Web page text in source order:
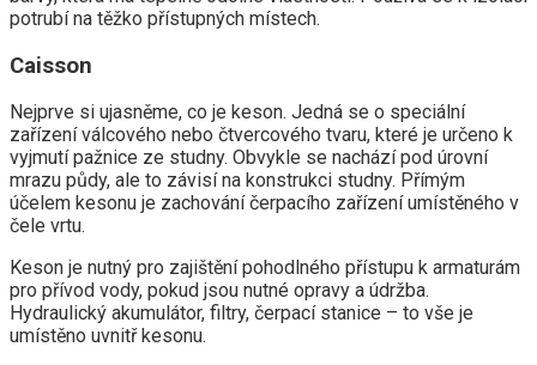
potrubí na těžko přístupných místech.
Caisson
Nejprve si ujasněme, co je keson. Jedná se o speciální
zařízení válcového nebo čtvercového tvaru, které je určeno k
vyjmutí pažnice ze studny. Obvykle se nachází pod úrovní
mrazu půdy, ale to závisí na konstrukci studny. Přímým
účelem kesonu je zachování čerpacího zařízení umístěného v
čele vrtu.
Keson je nutný pro zajištění pohodlného přístupu k armaturám
pro přívod vody, pokud jsou nutné opravy a údržba.
Hydraulický akumulátor, filtry, čerpací stanice – to vše je
umístěno uvnitř kesonu.